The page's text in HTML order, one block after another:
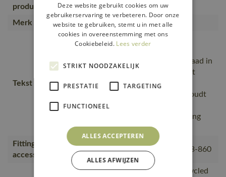
producten
Merk MASCOT®
Tekst usp
Het product kan industrieel
getailleerd damesmodel., De naad in
de nek is afgezet met een zacht
materiaal om irritaties te
voorkomen., Het product behoudt
zijn kleur en vorm goed na het
wassen., Geschikt voor plaatsing
van een HF-chip.
Fitting
accessories
18050-802, 50602-010, 50143-860
is gemaakt van of bevat gerecycled
Deze website gebruikt cookies om uw
gebruikerservaring te verbeteren. Door onze
website te gebruiken, stemt u in met alle
cookies in overeenstemming met ons
Cookiebeleid. Lees verder
STRIKT NOODZAKELIJK
PRESTATIE TARGETING
FUNCTIONEEL
ALLES ACCEPTEREN
ALLES AFWIJZEN